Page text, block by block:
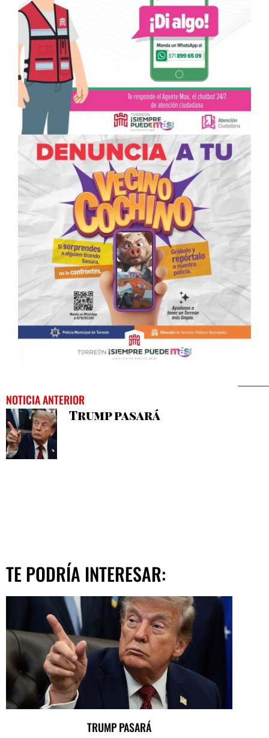
NOTICIA ANTERIOR
Trump pasará
TE PODRÍA INTERESAR:
TRUMP PASARÁ